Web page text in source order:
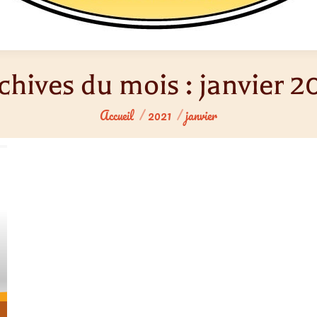
du mois : janvier
Vous êtes ici :
Accueil 2021 janvier